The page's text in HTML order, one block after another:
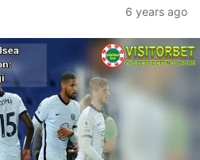
6 years ago